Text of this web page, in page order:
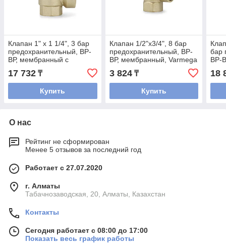
Клапан 1" х 1 1/4", 3 бар
предохранительный, ВР-
ВР, мембранный с
манометром, Varmega
17 732 ₸
Купить
Клапан 1/2"х3/4", 8 бар
предохранительный, ВР-
ВР, мембранный, Varmega
3 824₸
Купить
бар
ВР-
18
О нас
Рейтинг не сформирован
Менее 5 отзывов за последний год
Работает с 27.07.2020
г. Алматы
Табачнозаводская, 20, Алматы, Казахстан
Контакты
Сегодня работает с 08:00 до 17:00
Показать весь график работы